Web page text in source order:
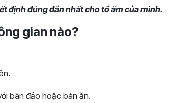
định đúng đắn nhất cho tổ ấm của mình.
gian nào?
bàn đảo hoặc bàn ăn.